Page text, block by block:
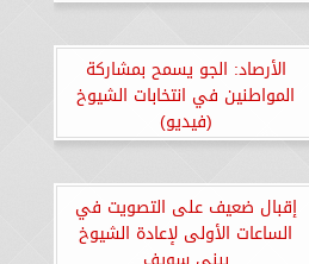
الأرصاد: الجو يسمح بمشاركة
المواطنين في انتخابات الشيوخ
(فيديو)
إقبال ضعيف على التصويت في
الساعات الأولى لإعادة الشيوخ